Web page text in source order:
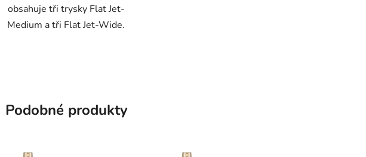
obsahuje tři trysky Flat Jet-
Medium a tři Flat Jet-Wide.
Podobné produkty